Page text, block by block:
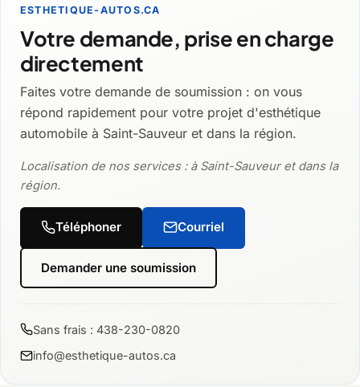
ESTHETIQUE-AUTOS.CA
Votre demande, prise en charge
directement
Faites votre demande de soumission : on vous
répond rapidement pour votre projet d'esthétique
automobile à Saint-Sauveur et dans la région.
Localisation de nos services : à Saint-Sauveur et dans la
région.
Téléphoner Courriel
Demander une soumission
Sans frais : 438-230-0820
info@esthetique-autos.ca